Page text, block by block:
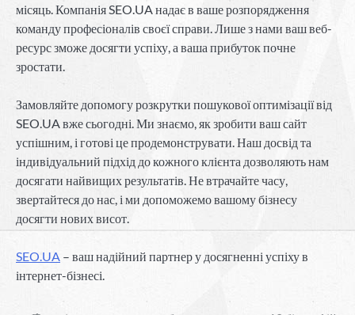
місяць. Компанія SEO.UA надає в ваше розпорядження
команду професіоналів своєї справи. Лише з нами ваш веб-
ресурс зможе досягти успіху, а ваша прибуток почне
зростати.
Замовляйте допомогу розкрутки пошукової оптимізації від
SEO.UA вже сьогодні. Ми знаємо, як зробити ваш сайт
успішним, і готові це продемонструвати. Наш досвід та
індивідуальний підхід до кожного клієнта дозволяють нам
досягати найвищих результатів. Не втрачайте часу,
звертайтеся до нас, і ми допоможемо вашому бізнесу
досягти нових висот.
SEO.UA – ваш надійний партнер у досягненні успіху в
інтернет-бізнесі.